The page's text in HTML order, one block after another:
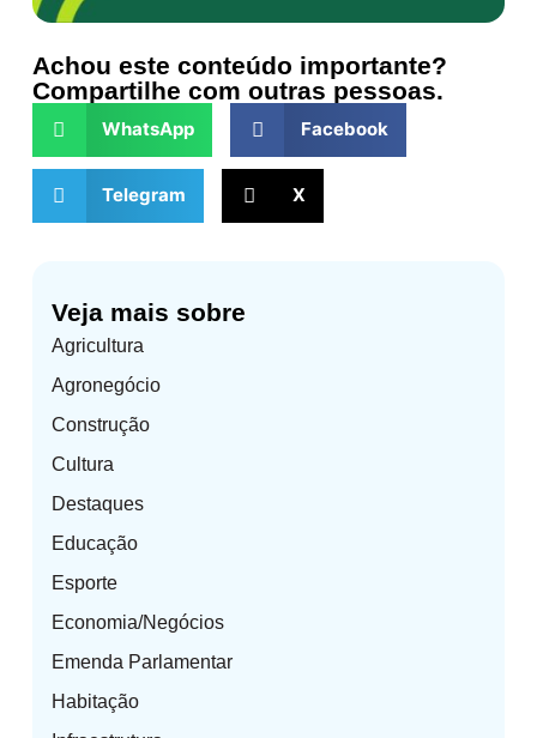
Veja mais sobre
Agricultura
Agronegócio
Construção
Cultura
Destaques
Educação
Esporte
Economia/Negócios
Emenda Parlamentar
Habitação
Achou este conteúdo importante?
Compartilhe com outras pessoas.
WhatsApp Facebook
Telegram X